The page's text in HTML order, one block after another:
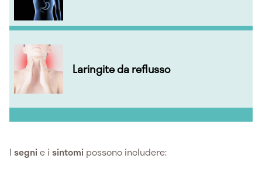
Laringite da reflusso
I segnie i sintomi possono includere: